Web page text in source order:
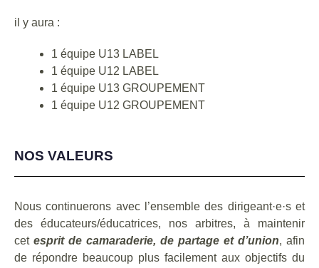
il y aura :
1 équipe U13 LABEL
1 équipe U12 LABEL
1 équipe U13 GROUPEMENT
1 équipe U12 GROUPEMENT
NOS VALEURS
Nous continuerons avec l’ensemble des dirigeant·e·s et
des éducateurs/éducatrices, nos arbitres, à maintenir
cet esprit de camaraderie, de partage et d’union, afin
de répondre beaucoup plus facilement aux objectifs du